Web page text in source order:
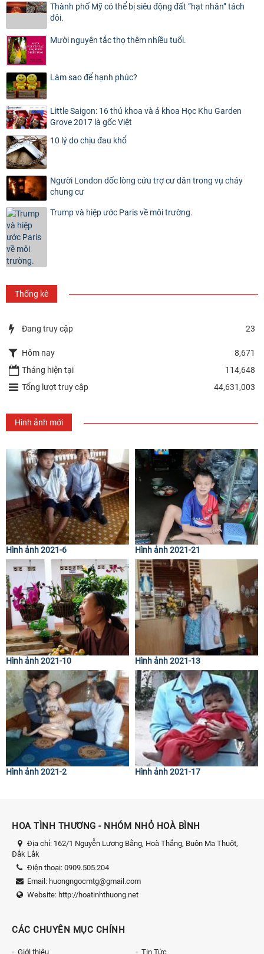
Thành phố Mỹ có thể bị siêu động đất “hạt nhân” tách
đôi.
Mười nguyên tắc thọ thêm nhiều tuổi.
Làm sao để hạnh phúc?
Little Saigon: 16 thủ khoa và á khoa Học Khu Garden
Grove 2017 là gốc Việt
10 lý do chịu đau khổ
Người London dốc lòng cứu trợ cư dân trong vụ cháy
chung cư
Trump và hiệp ước Paris về môi trường.
Thống kê
Đang truy cập 23
Hôm nay
8,671
Tháng hiện tại
114,648
Tổng lượt truy cập
44,631,003
Hình ảnh mới
Hình ảnh 2021-6 Hình ảnh 2021-21
Hình ảnh 2021-10 Hình ảnh 2021-13
Hình ảnh 2021-2 Hình ảnh 2021-17
HOA TÌNH THƯƠNG - NHÓM NHỎ HOÀ BÌNH
Địa chỉ: 162/1 Nguyễn Lương Bằng, Hoà Thắng, Buôn Ma Thuột,
Đắk Lắk
Điện thoại: 0909.505.204
Email: huongngocmtg@gmail.com
Website: http://hoatinhthuong.net
CÁC CHUYÊN MỤC CHÍNH
Giới thiệu Tin Tức